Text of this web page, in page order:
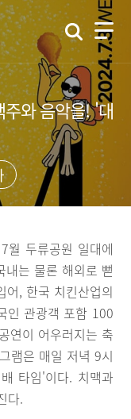
와 음악을! '대
월 두류공원 일대에
내는 물론 해외로 뻗
어, 한국 치킨산업의
인 관광객 포함 100
연이 어우러지는 축
램은 매일 저녁 9시
타임'이다. 치맥과
다.